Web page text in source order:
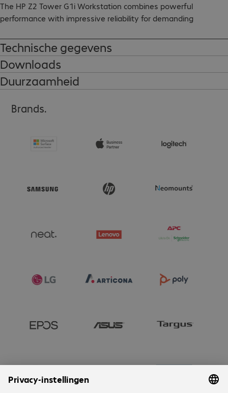
The HP Z2 Tower G1i Workstation combines powerful
performance with impressive reliability for demanding
analysis. Thanks to the latest Intel Core Ultra processors and
modern graphics cards, you'll be able to overcome any
challenge.
Highlights:
- Tool-free maintenance access
Technische gegevens
Downloads
Duurzaamheid
Brands.